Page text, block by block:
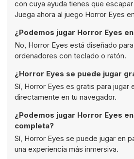
con cuya ayuda tienes que
Juega ahora al juego Horror Eyes
¿Podemos jugar Horror Eyes
No, Horror Eyes está diseñado
ordenadores con teclado o ratón.
¿Horror Eyes se puede jugar
Sí, Horror Eyes es gratis para jugar
directamente en tu navegador.
¿Podemos jugar Horror Eyes
completa?
Sí, Horror Eyes se puede jugar en
una experiencia más inmersiva.